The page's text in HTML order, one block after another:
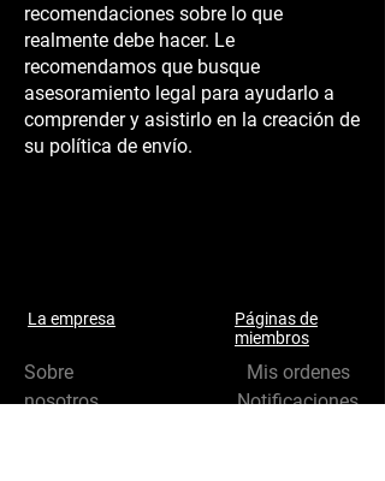
recomendaciones sobre lo que
realmente debe hacer. Le
recomendamos que busque
asesoramiento legal para ayudarlo a
comprender y asistirlo en la creación de
su política de envío.
La empresa
Sobre
nosotros
Páginas de
miembros
Mis ordenes
Notificaciones